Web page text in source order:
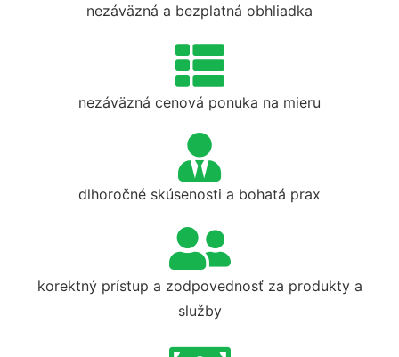
nezáväzná a bezplatná obhliadka
nezáväzná cenová ponuka na mieru
dlhoročné skúsenosti a bohatá prax
korektný prístup a zodpovednosť za produkty a
služby